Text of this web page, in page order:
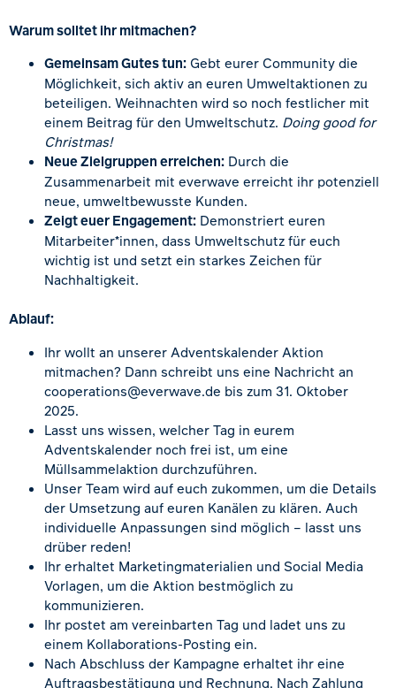
Warum solltet ihr mitmachen?
Gemeinsam Gutes tun: Gebt eurer Community die
Möglichkeit, sich aktiv an euren Umweltaktionen zu
beteiligen. Weihnachten wird so noch festlicher mit
einem Beitrag für den Umweltschutz. Doing good for
Christmas!
Neue Zielgruppen erreichen: Durch die
Zusammenarbeit mit everwave erreicht ihr potenziell
neue, umweltbewusste Kunden.
Zeigt euer Engagement: Demonstriert euren
Mitarbeiter*innen, dass Umweltschutz für euch
wichtig ist und setzt ein starkes Zeichen für
Nachhaltigkeit.
Ablauf:
Ihr wollt an unserer Adventskalender Aktion
mitmachen? Dann schreibt uns eine Nachricht an
cooperations@everwave.de bis zum 31. Oktober
2025.
Lasst uns wissen, welcher Tag in eurem
Adventskalender noch frei ist, um eine
Müllsammelaktion durchzuführen.
Unser Team wird auf euch zukommen, um die Details
der Umsetzung auf euren Kanälen zu klären. Auch
individuelle Anpassungen sind möglich – lasst uns
drüber reden!
Ihr erhaltet Marketingmaterialien und Social Media
Vorlagen, um die Aktion bestmöglich zu
kommunizieren.
Ihr postet am vereinbarten Tag und ladet uns zu
einem Kollaborations-Posting ein.
Nach Abschluss der Kampagne erhaltet ihr eine
Auftragsbestätigung und Rechnung. Nach Zahlung